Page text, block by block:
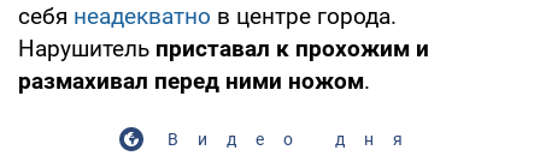
себя неадекватно в центре города.
Нарушитель приставал к прохожим и
размахивал перед ними ножом.
Видео дня